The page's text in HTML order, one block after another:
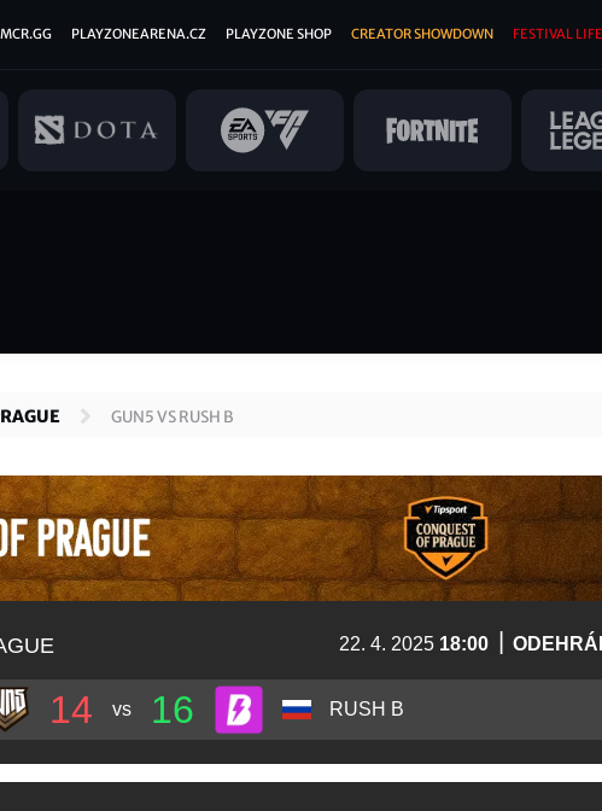
MCR.GG PLAYZONEARENA.CZ PLAYZONE SHOP CREATOR SHOWDOWN FESTIVAL
GUN5 VS RUSH B
22. 4. 2025 18:00
14 vs 16 RUSH B